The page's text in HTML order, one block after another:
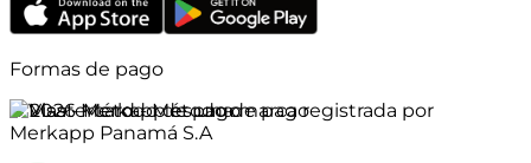
Formas de pago
©2026Merkapp es una marca registrada por
Merkapp Panamá S.A